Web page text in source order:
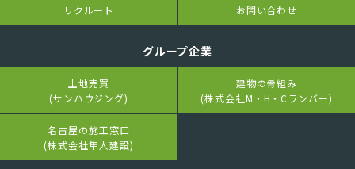
リクルート お問い合わせ
グループ企業
土地売買
(サンハウジング)
建物の骨組み
(株式会社M・H・Cランバー)
名古屋の施工窓口
(株式会社隼人建設)